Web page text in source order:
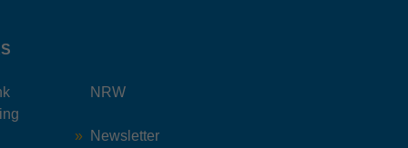
NRW
Newsletter